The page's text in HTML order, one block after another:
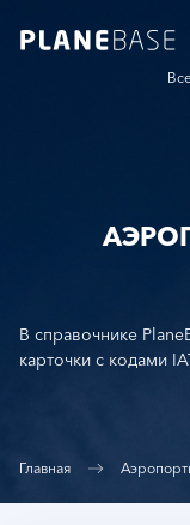
В справочнике
карточки с кодами
Главная